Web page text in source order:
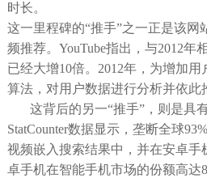
时长。
这一里程碑的“推手”之一正是该网
频推荐。YouTube指出，与2012年
已经大增10倍。2012年，为增加用
算法，对用户数据进行分析并依此
这背后的另一“推手”，则是具有
StatCounter数据显示，垄断全球
视频嵌入搜索结果中，并在安卓手
卓手机在智能手机市场的份额高达